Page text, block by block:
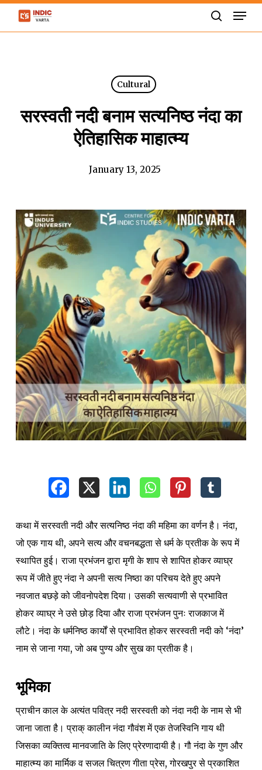
Skip
Cultural
सरस्वती नदी बनाम सत्यनिष्ठ नंदा का
ऐतिहासिक माहात्म्य
January 13, 2025
कथा में सरस्वती नदी और सत्यनिष्ठ नंदा की महिमा का वर्णन है। नंदा,
जो एक गाय थी, अपने सत्य और वचनबद्धता से धर्म के प्रतीक के रूप में
स्थापित हुई। राजा प्रभंजन द्वारा मृगी के शाप से शापित होकर व्याघ्र
रूप में जीते हुए नंदा ने अपनी सत्य निष्ठा का परिचय देते हुए अपने
नवजात बछड़े को जीवनोपदेश दिया। उसकी सत्यवाणी से प्रभावित
होकर व्याघ्र ने उसे छोड़ दिया और राजा प्रभंजन पुनः राजकाज में
लौटे। नंदा के धर्मनिष्ठ कार्यों से प्रभावित होकर सरस्वती नदी को ‘नंदा’
नाम से जाना गया, जो अब पुण्य और सुख का प्रतीक है।
भूमिका
प्राचीन काल के अत्यंत पवित्र नदी सरस्वती को नंदा नदी के नाम से भी
जाना जाता है। प्राक् कालीन नंदा गौवंश में एक तेजस्विनि गाय थी
जिसका व्यक्तित्व मानवजाति के लिए प्रेरणादायी है। गौ नंदा के गुण और
माहात्म्य का मार्मिक व सजल चित्रण गीता प्रेस, गोरखपुर से प्रकाशित